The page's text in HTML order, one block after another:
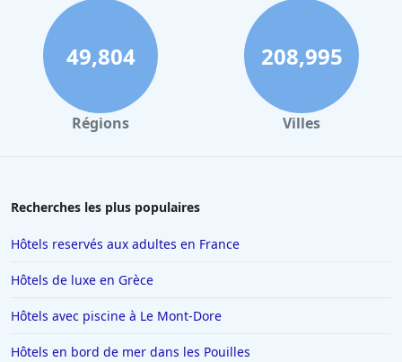
Hôtels à Palerme
Hôtels à Dinard
Hôtels à Biarritz
Hôtels à Verbier
Hôtels en Savoie
Hôtels à Saint-Martin-de-Belleville
Hôtels à Chamonix-Mont-Blanc
49,804
Régions
208,995
Villes
Recherches les plus populaires
Hôtels reservés aux adultes en France
Hôtels de luxe en Grèce
Hôtels avec piscine à Le Mont-Dore
Hôtels en bord de mer dans les Pouilles